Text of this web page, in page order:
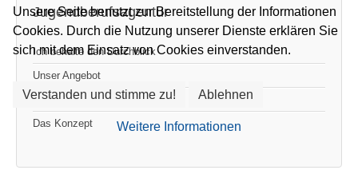
Jugendberufsagentur
Ich behalte den Durchblick
Unser Angebot
Auf einen Blick
Das Konzept
Unsere Seite benutzt zur Bereitstellung der Informationen
Cookies. Durch die Nutzung unserer Dienste erklären Sie
sich mit dem Einsatz von Cookies einverstanden.
Verstanden und stimme zu! Ablehnen
Weitere Informationen